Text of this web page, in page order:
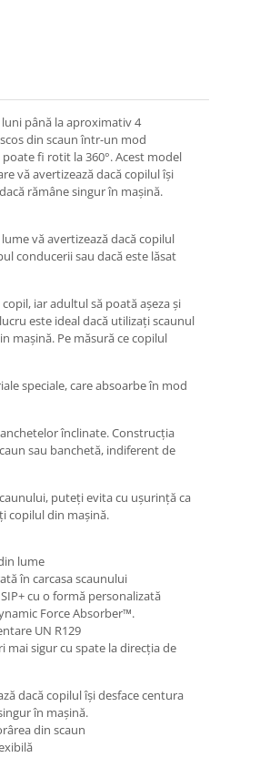
până la aproximativ 4
din scaun într-un mod
fi rotit la 360°. Acest model
vă avertizează dacă copilul își
rămâne singur în mașină.
vă avertizează dacă copilul
conducerii sau dacă este lăsat
iar adultul să poată așeza și
este ideal dacă utilizați scaunul
mașină. Pe măsură ce copilul
speciale, care absoarbe în mod
înclinate. Construcția
sau banchetă, indiferent de
puteți evita cu ușurință ca
copilul din mașină.
lume
în carcasa scaunului
cu o formă personalizată
Force Absorber™.
UN R129
mai sigur cu spate la direcția de
dacă copilul își desface centura
în mașină.
din scaun